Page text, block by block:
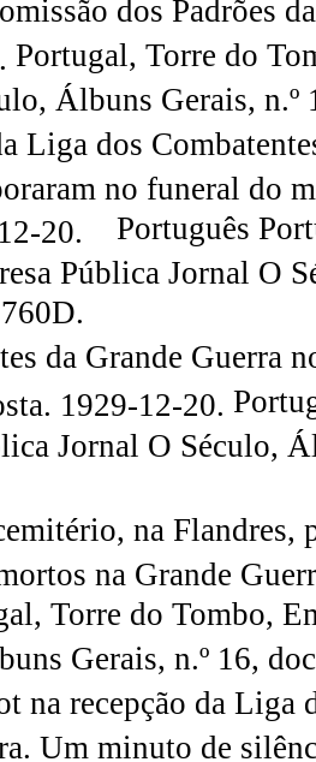
dos Padrões
Portugal, Torre do
Álbuns Gerais, n.º
Liga dos
no funeral do
20.
Português
Pública Jornal O
da Grande Guerra
1929-12-20.
Jornal O Século,
na Flandres,
na Grande
Torre do Tombo,
Gerais, n.º 16,
na recepção da Liga
Um minuto de